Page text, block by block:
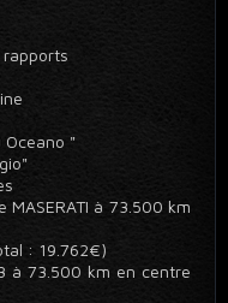
rapports
Oceano "
à 73.500 km
: 19.762€)
à 73.500 km en centre